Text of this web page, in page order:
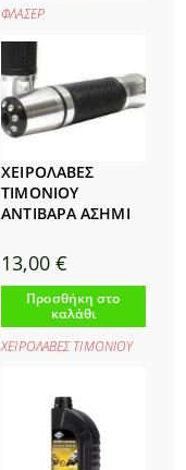
ΦΛΑΣΕΡ
ΧΕΙΡΟΛΑΒΕΣ
ΤΙΜΟΝΙΟΥ
ΑΝΤΙΒΑΡΑ ΑΣΗΜΙ
13,00 €
Προσθήκη στο
καλάθι
ΧΕΙΡΟΛΑΒΕΣ ΤΙΜΟΝΙΟΥ